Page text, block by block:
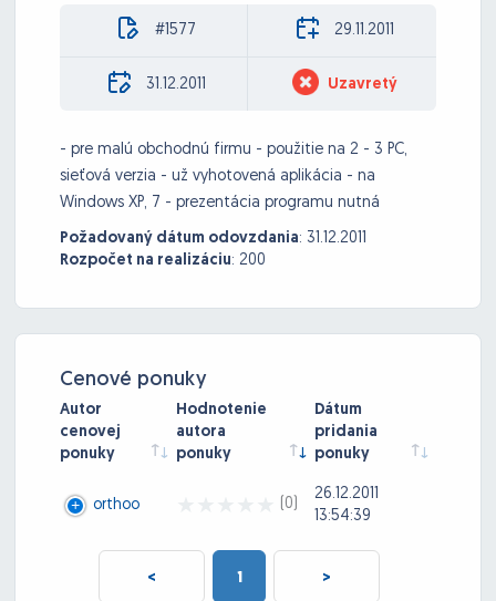
#1577 29.11.2011
31.12.2011 Uzavretý
- pre malú obchodnú firmu - použitie na 2 - 3 PC,
sieťová verzia - už vyhotovená aplikácia - na
Windows XP, 7 - prezentácia programu nutná
Požadovaný dátum odovzdania: 31.12.2011
Rozpočet na realizáciu: 200
Cenové ponuky
Autor
cenovej
ponuky
Hodnotenie
autora
ponuky
Dátum
pridania
ponuky
orthoo (0)
26.12.2011
13:54:39
< 1 >